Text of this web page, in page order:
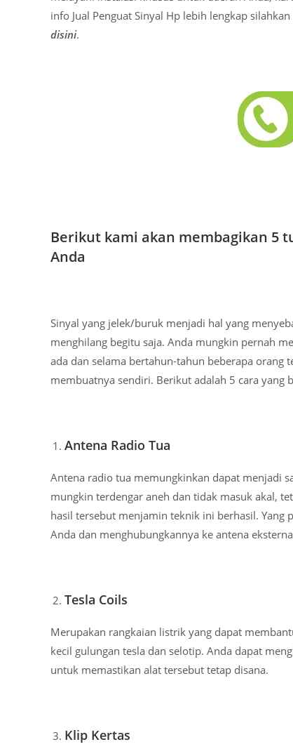
info Jual Penguat Sinyal Hp lebih lengkap
disini.
Berikut kami akan membagikan 5
Anda
Sinyal yang jelek/buruk menjadi hal yang
menghilang begitu saja. Anda mungkin pernah
ada dan selama bertahun-tahun beberapa orang
membuatnya sendiri. Berikut adalah 5 cara yang
Antena Radio Tua
Antena radio tua memungkinkan dapat menjadi
mungkin terdengar aneh dan tidak masuk akal,
hasil tersebut menjamin teknik ini berhasil. Yang
Anda dan menghubungkannya ke antena
Tesla Coils
Merupakan rangkaian listrik yang dapat
kecil gulungan tesla dan selotip. Anda dapat
untuk memastikan alat tersebut tetap disana.
Klip Kertas